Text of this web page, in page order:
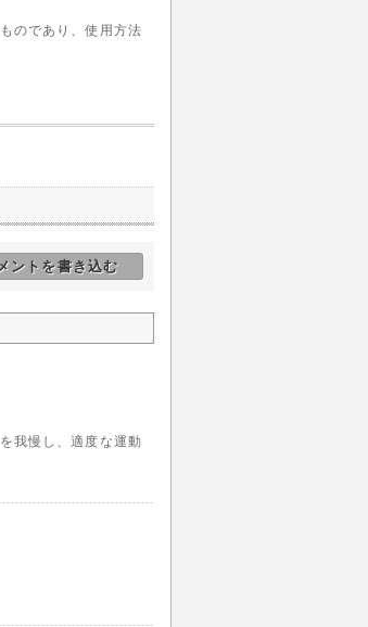
のであり、使用方法
ントを書き込む
我慢し、適度な運動